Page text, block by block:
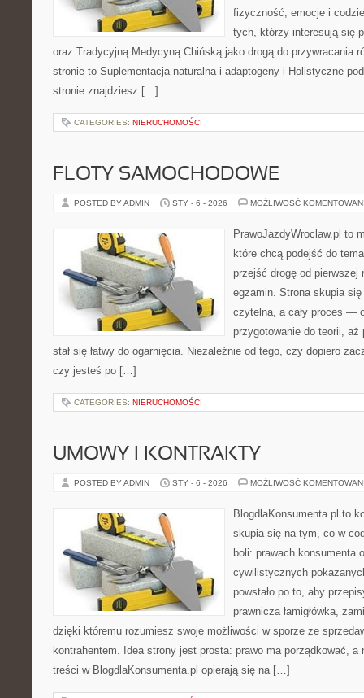
fizyczność, emocje i
tych, którzy interesują się
oraz Tradycyjną Medycyną Chińską jako drogą do przywracania
stronie to Suplementacja naturalna i adaptogeny i Holistyczne
stronie znajdziesz […]
CATEGORIES: NIERUCHOMOŚCI
FLOTY SAMOCHODOWE
POSTED BY ADMIN STY - 6 - 2026 MOŻLIWOŚĆ
PrawoJazdyWroclaw.pl to
które chcą podejść do
przejść drogę od
egzamin. Strona skupia
czytelna, a cały proces —
przygotowanie do teorii,
stał się łatwy do ogarnięcia. Niezależnie od tego, czy dopiero
czy jesteś po […]
CATEGORIES: NIERUCHOMOŚCI
UMOWY I KONTRAKTY
POSTED BY ADMIN STY - 6 - 2026 MOŻLIWOŚĆ
BlogdlaKonsumenta.pl to
skupia się na tym, co w
boli: prawach konsumenta
cywilistycznych
powstało po to, aby
prawnicza łamigłówka,
dzięki któremu rozumiesz swoje możliwości w sporze ze
kontrahentem. Idea strony jest prosta: prawo ma porządkować, a
treści w BlogdlaKonsumenta.pl opierają się na […]